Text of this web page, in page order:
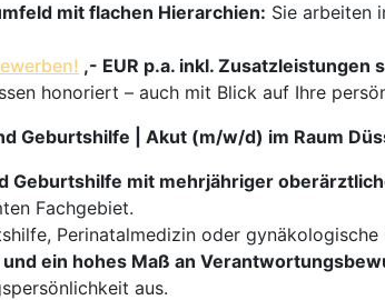
mit flachen Hierarchien: Sie arbeiten
,- EUR p.a. inkl.
honoriert – auch mit Blick auf Ihre
Geburtshilfe | Akut (m/w/d) im Raum
Geburtshilfe mit mehrjähriger
Fachgebiet.
Perinatalmedizin oder
ein hohes Maß an
aus.